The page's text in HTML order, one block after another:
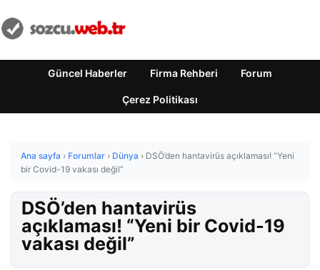
Güncel Haberler Firma Rehberi Forum
Çerez Politikası
Ana sayfa › Forumlar › Dünya › DSÖ’den hantavirüs açıklaması! “Yeni
bir Covid-19 vakası değil”
DSÖ’den hantavirüs
açıklaması! “Yeni bir Covid-19
vakası değil”